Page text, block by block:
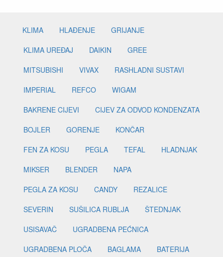
KLIMA HLAĐENJE
GRIJANJE
KLIMA UREĐAJ
DAIKIN
GREE
MITSUBISHI
VIVAX
RASHLADNI SUSTAVI
IMPERIAL
REFCO
WIGAM
BAKRENE CIJEVI
CIJEV ZA ODVOD KONDENZATA
BOJLER
GORENJE
KONČAR
FEN ZA KOSU
PEGLA TEFAL
HLADNJAK
MIKSER
BLENDER
NAPA
PEGLA ZA KOSU
CANDY
REZALICE
SEVERIN
SUŠILICA RUBLJA
ŠTEDNJAK
USISAVAČ
UGRADBENA PEĆNICA
UGRADBENA PLOČA
BAGLAMA
BATERIJA